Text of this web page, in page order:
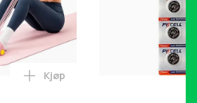
Legg Magetrener, 6-rørs
Kjøp